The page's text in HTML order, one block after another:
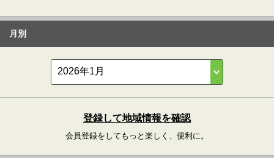
月別
登録して地域情報を確認
会員登録をしてもっと楽しく、便利に。